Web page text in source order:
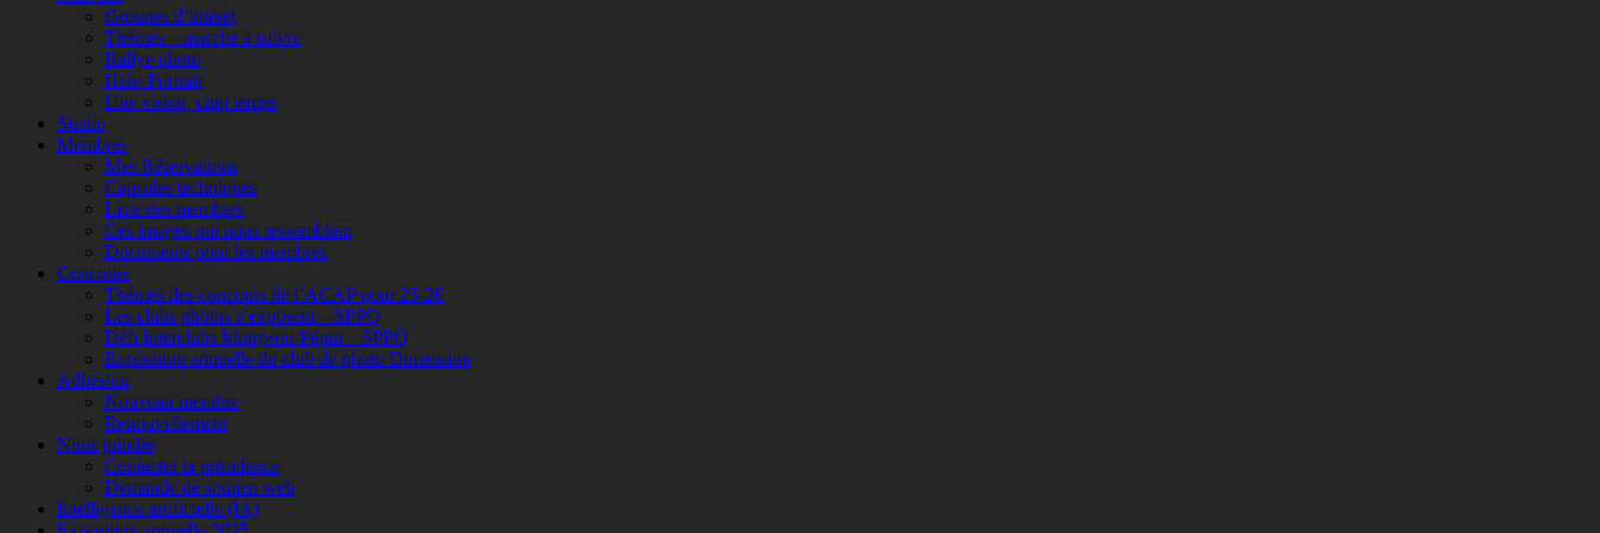
Groupes d’intérêt
Thèmes – marche à suivre
Rallye photo
Help-Portrait
Une vision, cinq temps
Studio
Membres
Mes Réservations
Capsules techniques
Liste des membres
Ces images qui nous ressemblent
Documents pour les membres
Concours
Thèmes des concours de l’ACAP pour 25-26
Les clubs photos s’exposent – SPPQ
Défi Interclubs Mongeon-Pépin – SPPQ
Exposition annuelle du club de photo Dimension
Adhésion
Nouveau membre
Renouvellement
Nous joindre
Contacter la présidence
Demande de soutien web
Intelligence artificielle (IA)